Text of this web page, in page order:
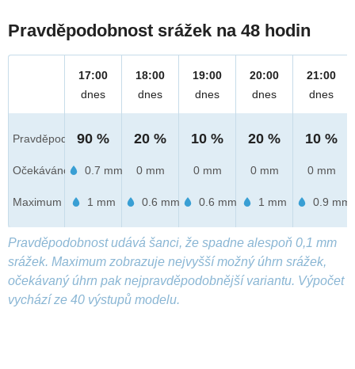
Pravděpodobnost srážek na 48 hodin
Pravděpod.
Očekáváno
Maximum
17:00
dnes
90 %
0.7 mm
1 mm
18:00
dnes
20 %
0 mm
0.6 mm
19:00
dnes
10 %
0 mm
0.6 mm
20:00
dnes
20 %
0 mm
1 mm
21:00
dnes
10 %
0 mm
0.9 mm
Pravděpodobnost udává šanci, že spadne alespoň 0,1 mm
srážek. Maximum zobrazuje nejvyšší možný úhrn srážek,
očekávaný úhrn pak nejpravděpodobnější variantu. Výpočet
vychází ze 40 výstupů modelu.